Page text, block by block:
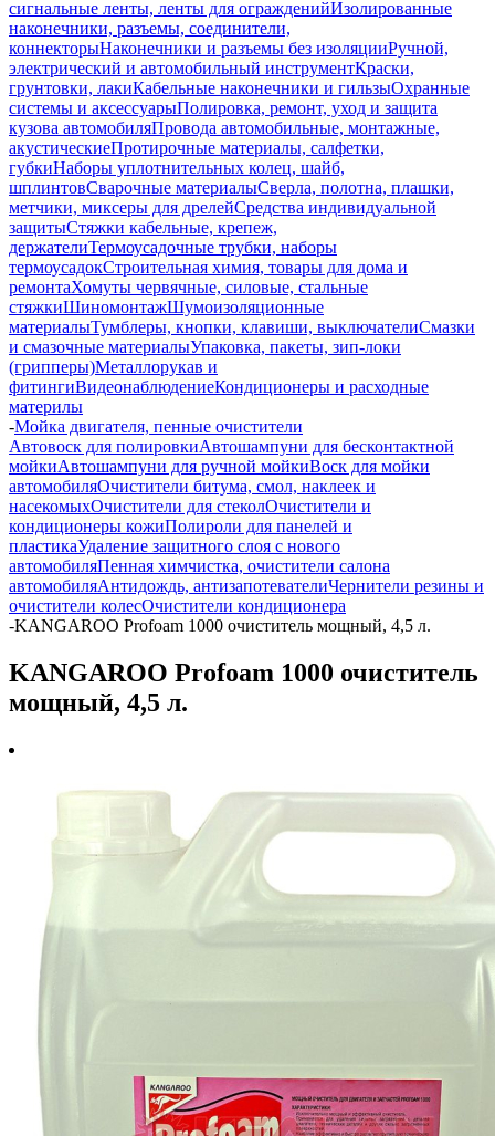
сигнальные ленты, ленты для огражденийИзолированные
наконечники, разъемы, соединители,
коннекторыНаконечники и разъемы без изоляцииРучной,
электрический и автомобильный инструментКраски,
грунтовки, лакиКабельные наконечники и гильзыОхранные
системы и аксессуарыПолировка, ремонт, уход и защита
кузова автомобиляПровода автомобильные, монтажные,
акустическиеПротирочные материалы, салфетки,
губкиНаборы уплотнительных колец, шайб,
шплинтовСварочные материалыСверла, полотна, плашки,
метчики, миксеры для дрелейСредства индивидуальной
защитыСтяжки кабельные, крепеж,
держателиТермоусадочные трубки, наборы
термоусадокСтроительная химия, товары для дома и
ремонтаХомуты червячные, силовые, стальные
стяжкиШиномонтажШумоизоляционные
материалыТумблеры, кнопки, клавиши, выключателиСмазки
и смазочные материалыУпаковка, пакеты, зип-локи
(грипперы)Металлорукав и
фитингиВидеонаблюдениеКондиционеры и расходные
материлы
-Мойка двигателя, пенные очистители
Автовоск для полировкиАвтошампуни для бесконтактной
мойкиАвтошампуни для ручной мойкиВоск для мойки
автомобиляОчистители битума, смол, наклеек и
насекомыхОчистители для стеколОчистители и
кондиционеры кожиПолироли для панелей и
пластикаУдаление защитного слоя с нового
автомобиляПенная химчистка, очистители салона
автомобиляАнтидождь, антизапотевателиЧернители резины и
очистители колесОчистители кондиционера
-KANGAROO Profoam 1000 очиститель мощный, 4,5 л.
KANGAROO Profoam 1000 очиститель
мощный, 4,5 л.